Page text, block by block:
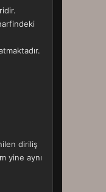
diriliş
yine aynı